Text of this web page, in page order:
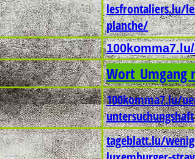
lesfrontaliers.lu/
planche/
100komma7.lu/
untersuchungshaft
tageblatt.lu/